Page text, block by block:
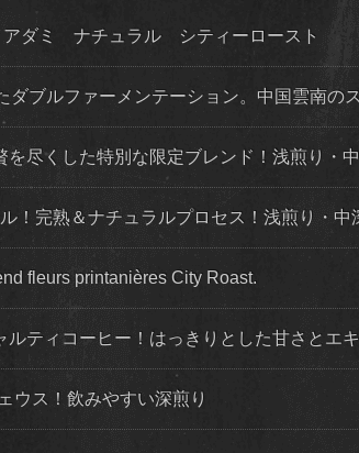
ダミ ナチュラル シティーロースト
ブルファーメンテーション。中国雲南の
尽くした特別な限定ブレンド！浅煎り・
！完熟＆ナチュラルプロセス！浅煎り・中
fleurs printanières City Roast.
ティコーヒー！はっきりとした甘さとエ
ウス！飲みやすい深煎り